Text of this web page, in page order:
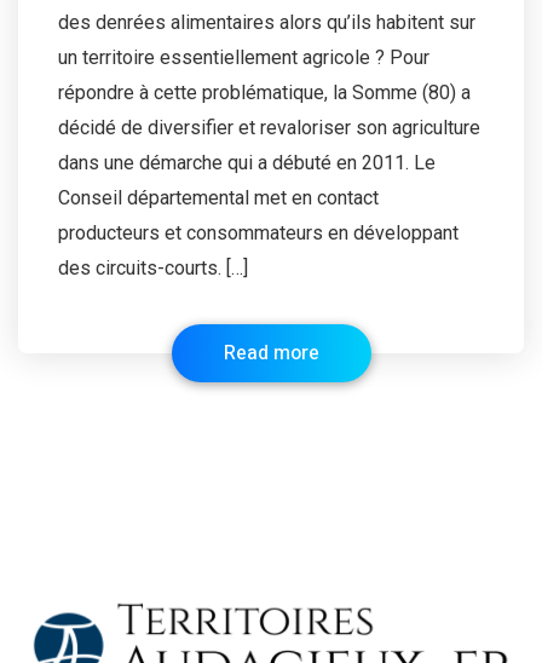
des denrées alimentaires alors qu’ils habitent sur
un territoire essentiellement agricole ? Pour
répondre à cette problématique, la Somme (80) a
décidé de diversifier et revaloriser son agriculture
dans une démarche qui a débuté en 2011. Le
Conseil départemental met en contact
producteurs et consommateurs en développant
des circuits-courts. […]
Read more